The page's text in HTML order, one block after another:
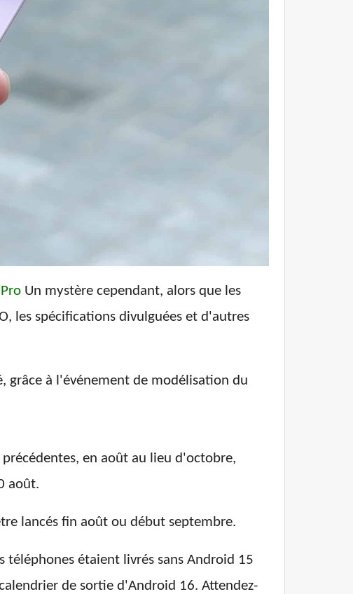
Un mystère cependant, alors que les
les spécifications divulguées et d'autres
grâce à l'événement de modélisation du
en août au lieu d'octobre,
août.
lancés fin août ou début septembre.
téléphones étaient livrés sans Android 15
de sortie d'Android 16. Attendez-